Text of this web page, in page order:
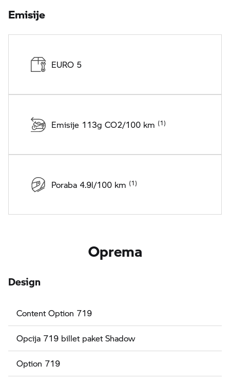
Emisije
EURO 5
Emisije 113g CO2/100 km
Poraba 4.9l/100 km
Oprema
Design
Content Option 719
Opcija 719 billet paket Shadow
Option 719